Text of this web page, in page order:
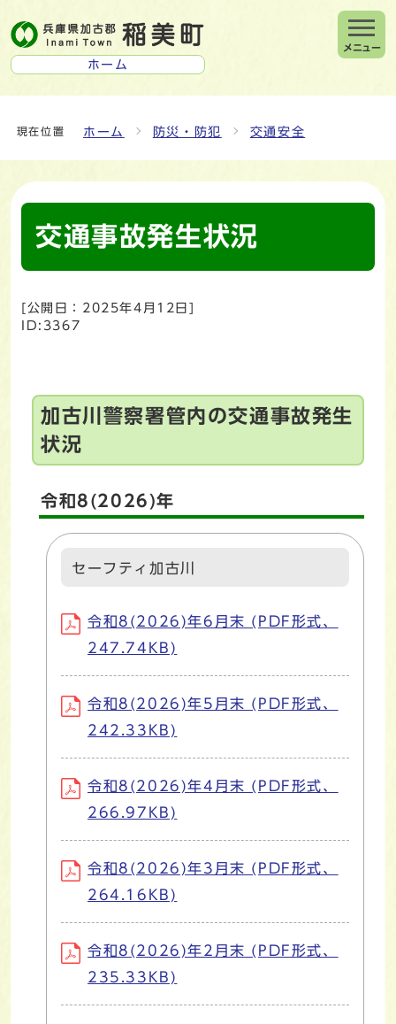
ホーム
メニュー
現在位置 ホーム 防災・防犯 交通安全
交通事故発生状況
[公開日： 2025年4月12日 ]
ID:3367
加古川警察署管内の交通事故発生
状況
令和8(2026)年
セーフティ加古川
令和8(2026)年6月末 (PDF形式、
247.74KB)
令和8(2026)年5月末 (PDF形式、
242.33KB)
令和8(2026)年4月末 (PDF形式、
266.97KB)
令和8(2026)年3月末 (PDF形式、
264.16KB)
令和8(2026)年2月末 (PDF形式、
235.33KB)